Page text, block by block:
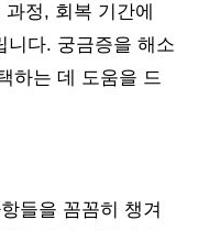
정, 회복 기간에
니다. 궁금증을 해소
하는 데 도움을 드
들을 꼼꼼히 챙겨